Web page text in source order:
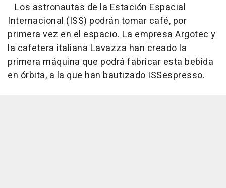
Los astronautas de la Estación Espacial
Internacional (ISS) podrán tomar café, por
primera vez en el espacio. La empresa Argotec y
la cafetera italiana Lavazza han creado la
primera máquina que podrá fabricar esta bebida
en órbita, a la que han bautizado ISSespresso.